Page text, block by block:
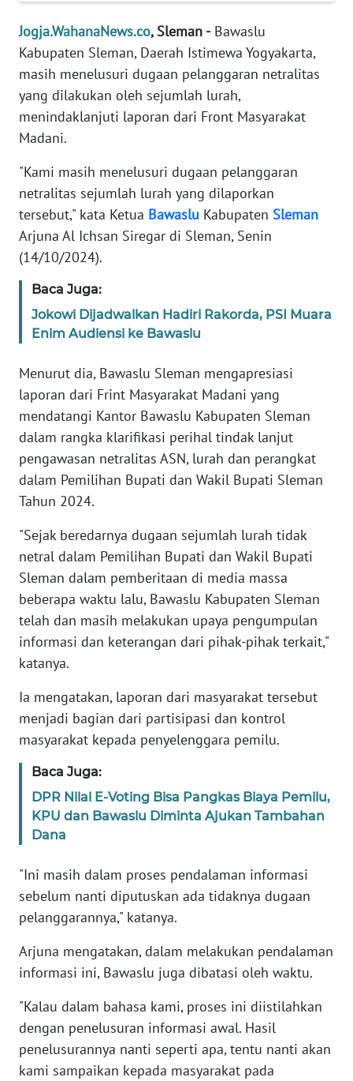
Jogja.WahanaNews.co, Sleman -Bawaslu
Kabupaten Sleman, Daerah Istimewa Yogyakarta,
masih menelusuri dugaan pelanggaran netralitas
yang dilakukan oleh sejumlah lurah,
menindaklanjuti laporan dari Front Masyarakat
Madani.
"Kami masih menelusuri dugaan pelanggaran
netralitas sejumlah lurah yang dilaporkan
tersebut," kata Ketua Bawaslu Kabupaten Sleman
Arjuna Al Ichsan Siregar di Sleman, Senin
(14/10/2024).
Baca Juga:
Jokowi Dijadwalkan Hadiri Rakorda, PSI Muara
Enim Audiensi ke Bawaslu
Menurut dia, Bawaslu Sleman mengapresiasi
laporan dari Frint Masyarakat Madani yang
mendatangi Kantor Bawaslu Kabupaten Sleman
dalam rangka klarifikasi perihal tindak lanjut
pengawasan netralitas ASN, lurah dan perangkat
dalam Pemilihan Bupati dan Wakil Bupati Sleman
Tahun 2024.
"Sejak beredarnya dugaan sejumlah lurah tidak
netral dalam Pemilihan Bupati dan Wakil Bupati
Sleman dalam pemberitaan di media massa
beberapa waktu lalu, Bawaslu Kabupaten Sleman
telah dan masih melakukan upaya pengumpulan
informasi dan keterangan dari pihak-pihak terkait,"
katanya.
Ia mengatakan, laporan dari masyarakat tersebut
menjadi bagian dari partisipasi dan kontrol
masyarakat kepada penyelenggara pemilu.
Baca Juga:
DPR Nilai E-Voting Bisa Pangkas Biaya Pemilu,
KPU dan Bawaslu Diminta Ajukan Tambahan
Dana
"Ini masih dalam proses pendalaman informasi
sebelum nanti diputuskan ada tidaknya dugaan
pelanggarannya," katanya.
Arjuna mengatakan, dalam melakukan pendalaman
informasi ini, Bawaslu juga dibatasi oleh waktu.
"Kalau dalam bahasa kami, proses ini diistilahkan
dengan penelusuran informasi awal. Hasil
penelusurannya nanti seperti apa, tentu nanti akan
kami sampaikan kepada masyarakat pada
REDAKSI
KARIR
DISCLAIMER
News
Regional
SUMUT
WN
WN
BANTEN
WN
NTT
KEPRI
WN
PAPUA
WN
BARAT
WN
RIAU
WN
WN
SULTRA
WN
NTB
WN
WN